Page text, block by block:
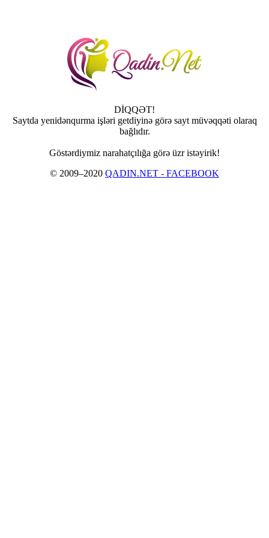
DİQQƏT!
Saytda yenidənqurma işləri getdiyinə görə sayt müvəqqəti olaraq
bağlıdır.
Göstərdiymiz narahatçılığa görə üzr istəyirik!
© 2009–2020 QADIN.NET - FACEBOOK